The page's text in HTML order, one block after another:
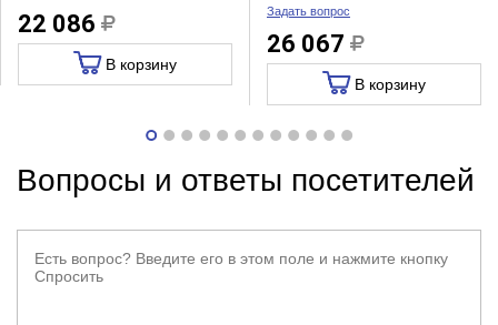
22 086
В корзину
Задать вопрос
26 067
В корзину
Вопросы и ответы посетителей